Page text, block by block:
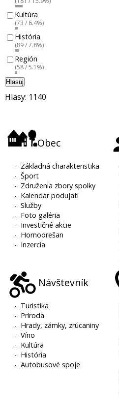
Kultúra
(73 / 6.4%)
História
(89 / 7.8%)
Región
(58 / 5.1%)
Hlasuj
Hlasy: 1140
Obec
- Základná charakteristika
-Šport
- Združenia zbory spolky
- Kalendár podujatí
-Služby
- Foto galéria
- Investičné akcie
- Hornoorešan
- Inzercia
Návštevník
- Turistika
- Príroda
- Hrady, zámky, zrúcaniny
-Víno
- Kultúra
- História
-Autobusové spoje